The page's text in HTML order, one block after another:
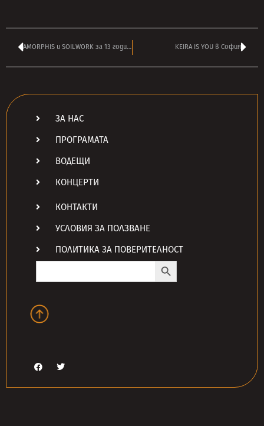
AMORPHIS и SOILWORK за 13 години ТАНГРА МЕГА РОК KEIRA IS YOU в София
ЗА НАС
ПРОГРАМАТА
ВОДЕЩИ
КОНЦЕРТИ
КОНТАКТИ
УСЛОВИЯ ЗА ПОЛЗВАНЕ
ПОЛИТИКА ЗА ПОВЕРИТЕЛНОСТ
Search
Search Button